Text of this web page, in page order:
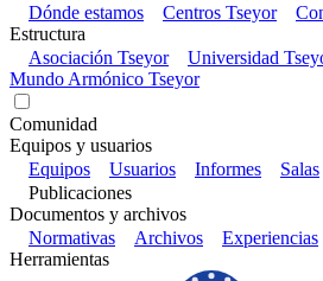
Dónde estamos
Centros Tseyor
Estructura
Asociación Tseyor
Universidad
Mundo Armónico Tseyor
Comunidad
Equipos y usuarios
Equipos
Usuarios Informes
Salas
Publicaciones
Documentos y archivos
Normativas
Archivos
Experiencias
Herramientas